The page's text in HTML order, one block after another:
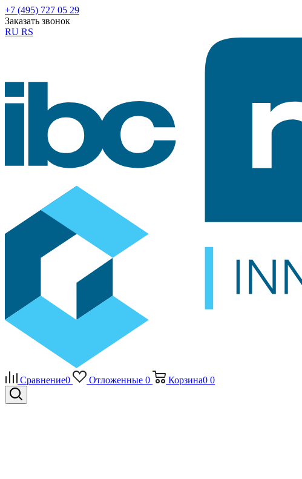
+7 (495) 727 05 29
Заказать звонок
RU RS
Сравнение0 Отложенные 0 Корзина0 0